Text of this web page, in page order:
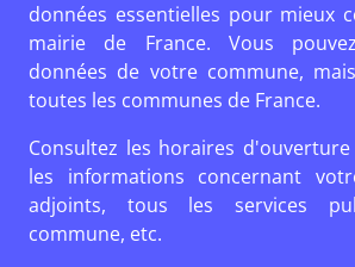
données essentielles pour mieux
mairie de France. Vous
données de votre commune,
toutes les communes de France.
Consultez les horaires
les informations concernant
adjoints, tous les services
commune, etc.